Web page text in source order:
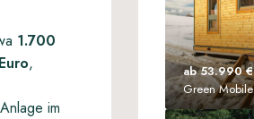
1.700
,
im
ab 53.990 €